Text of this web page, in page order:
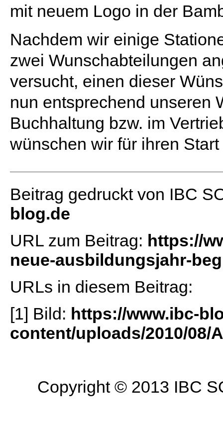
mit neuem Logo in der
Nachdem wir einige
zwei Wunschabteilungen
versucht, einen dieser
nun entsprechend unseren
Buchhaltung bzw. im
wünschen wir für ihren
Beitrag gedruckt von IBC
blog.de
URL zum Beitrag: https://
neue-ausbildungsjahr-
URLs in diesem Beitrag:
[1] Bild: https://www.ibc-
content/uploads/2010/08/
Copyright © 2013 IBC